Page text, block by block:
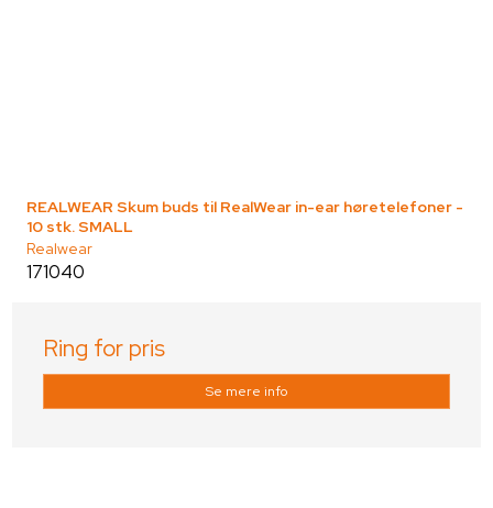
REALWEAR Skum buds til RealWear in-ear høretelefoner -
10 stk. SMALL
Realwear
171040
Ring for pris
Se mere info